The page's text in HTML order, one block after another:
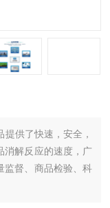
供了快速，安全，
消解反应的速度，广
监督、商品检验、科